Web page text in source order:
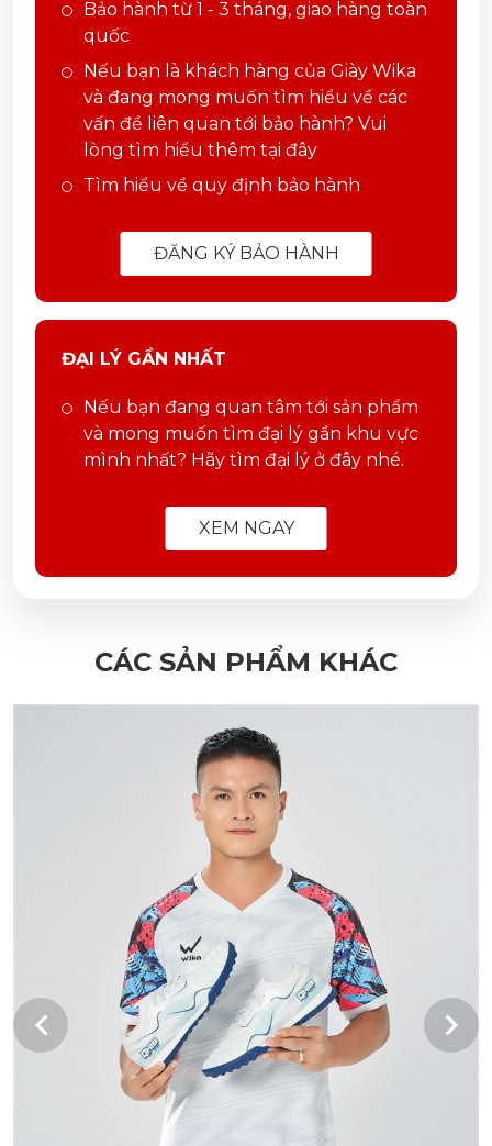
Bảo hành từ 1 - 3 tháng, giao hàng toàn
quốc
Nếu bạn là khách hàng của Giày Wika
và đang mong muốn tìm hiểu về các
vấn đề liên quan tới bảo hành? Vui
lòng tìm hiểu thêm tại đây
Tìm hiểu về quy định bảo hành
ĐĂNG KÝ BẢO HÀNH
ĐẠI LÝ GẦN NHẤT
Nếu bạn đang quan tâm tới sản phẩm
và mong muốn tìm đại lý gần khu vực
mình nhất? Hãy tìm đại lý ở đây nhé.
XEM NGAY
CÁC SẢN PHẨM KHÁC